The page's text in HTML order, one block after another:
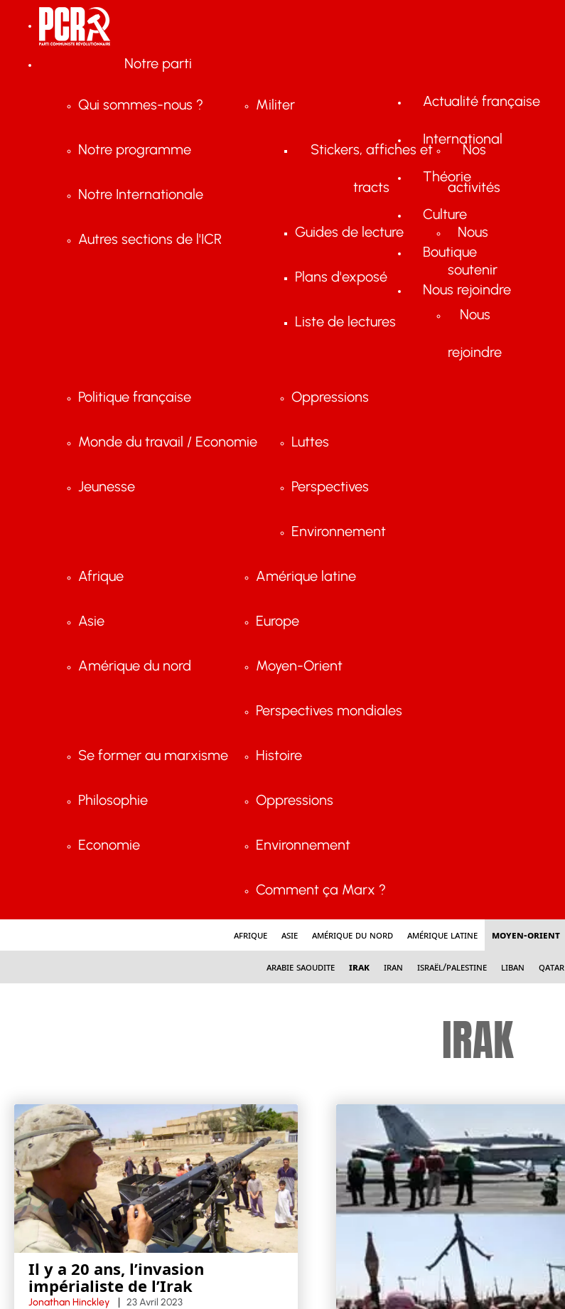
Notre parti
Qui sommes-nous ?
Notre programme
Notre Internationale
Autres sections de l'ICR
Militer
Stickers, affiches et
tracts
Guides de lecture
Plans d'exposé
Liste de lectures
Nos
activités
Nous
soutenir
Nous
rejoindre
Actualité française
Politique française
Monde du travail / Economie
Jeunesse
Oppressions
Luttes
Perspectives
Environnement
International
Afrique
Asie
Amérique du nord
Amérique latine
Europe
Moyen-Orient
Perspectives mondiales
Théorie
Se former au marxisme
Philosophie
Economie
Histoire
Oppressions
Environnement
Comment ça Marx ?
Culture
Boutique
Nous rejoindre
Afrique Asie Amérique du nord Amérique latine Moyen-Orient
Arabie Saoudite Irak Iran Israël/Palestine Liban Qatar
IRAK
Il y a 20 ans, l’invasion
impérialiste de l’Irak
Jonathan Hinckley 23 Avril 2023